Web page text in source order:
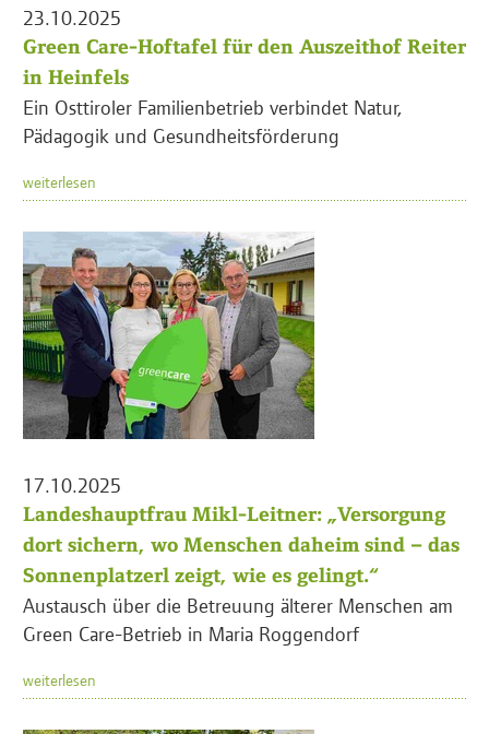
23.10.2025
Green Care-Hoftafel für den Auszeithof Reiter
in Heinfels
Ein Osttiroler Familienbetrieb verbindet Natur,
Pädagogik und Gesundheitsförderung
weiterlesen
17.10.2025
Landeshauptfrau Mikl-Leitner: „Versorgung
dort sichern, wo Menschen daheim sind – das
Sonnenplatzerl zeigt, wie es gelingt.“
Austausch über die Betreuung älterer Menschen am
Green Care-Betrieb in Maria Roggendorf
weiterlesen